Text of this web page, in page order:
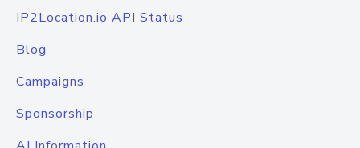
IP2Location.io API Status
Blog
Campaigns
Sponsorship